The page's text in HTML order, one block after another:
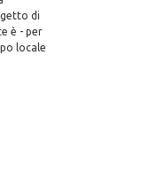
di
è - per
locale